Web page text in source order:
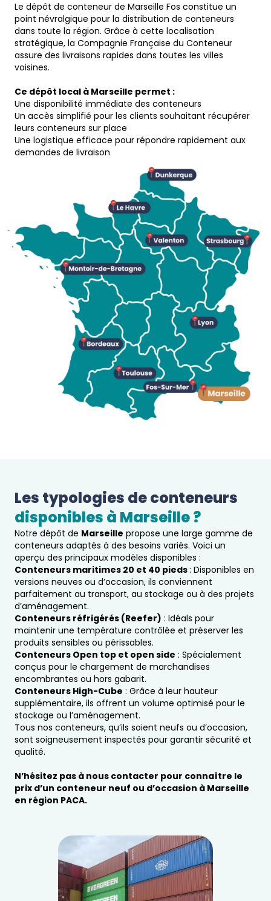
Le dépôt de conteneur de Marseille Fos constitue un
point névralgique pour la distribution de conteneurs
dans toute la région. Grâce à cette localisation
stratégique, la Compagnie Française du Conteneur
assure des livraisons rapides dans toutes les villes
voisines.
Ce dépôt local à Marseille permet :
Une disponibilité immédiate des conteneurs
Un accès simplifié pour les clients souhaitant récupérer
leurs conteneurs sur place
Une logistique efficace pour répondre rapidement aux
demandes de livraison
Les typologies de conteneurs
disponibles à Marseille ?
Notre dépôt de Marseille propose une large gamme de
conteneurs adaptés à des besoins variés. Voici un
aperçu des principaux modèles disponibles :
Conteneurs maritimes 20 et 40 pieds: Disponibles en
versions neuves ou d’occasion, ils conviennent
parfaitement au transport, au stockage ou à des projets
d’aménagement.
Conteneurs réfrigérés (Reefer) : Idéals pour
maintenir une température contrôlée et préserver les
produits sensibles ou périssables.
Conteneurs Open top et open side : Spécialement
conçus pour le chargement de marchandises
encombrantes ou hors gabarit.
Conteneurs High-Cube : Grâce à leur hauteur
supplémentaire, ils offrent un volume optimisé pour le
stockage ou l’aménagement.
Tous nos conteneurs, qu’ils soient neufs ou d’occasion,
sont soigneusement inspectés pour garantir sécurité et
qualité.
N’hésitez pas à nous contacter pour connaître le
prix d’un conteneur neuf ou d’occasion à Marseille
en région PACA.